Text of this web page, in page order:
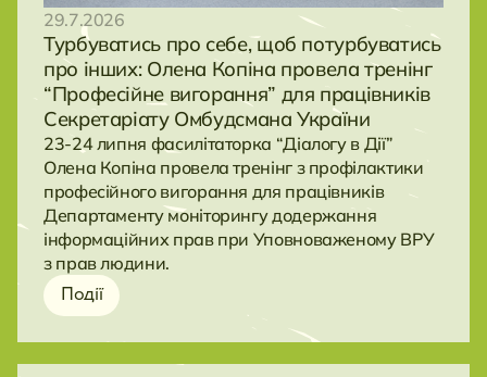
29.7.2026
Турбуватись про себе, щоб потурбуватись
про інших: Олена Копіна провела тренінг
“Професійне вигорання” для працівників
Секретаріату Омбудсмана України
23-24 липня фасилітаторка “Діалогу в Дії”
Олена Копіна провела тренінг з профілактики
професійного вигорання для працівників
Департаменту моніторингу додержання
інформаційних прав при Уповноваженому ВРУ
з прав людини.
Події